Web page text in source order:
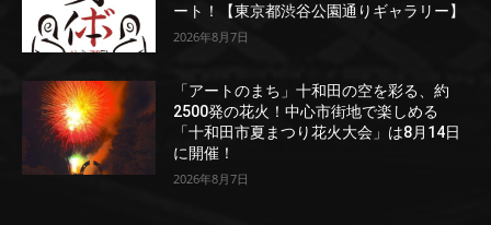
ート！【東京都渋谷公園通りギャラリー】
2026年8月7日
「アートのまち」十和田の空を彩る、約
2500発の花火！中心市街地で楽しめる
「十和田市夏まつり花火大会」は8月14日
に開催！
2026年8月7日